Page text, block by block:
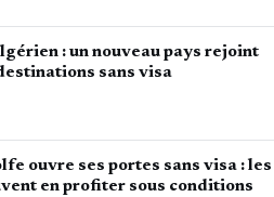
: un nouveau pays rejoint
sans visa
ouvre ses portes sans visa : les
en profiter sous conditions